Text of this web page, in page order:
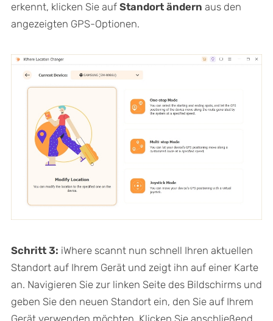
erkennt, klicken Sie auf Standort ändern aus den
angezeigten GPS-Optionen.
Schritt 3: iWhere scannt nun schnell Ihren aktuellen
Standort auf Ihrem Gerät und zeigt ihn auf einer Karte
an. Navigieren Sie zur linken Seite des Bildschirms und
geben Sie den neuen Standort ein, den Sie auf Ihrem